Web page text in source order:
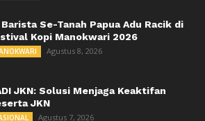
Barista Se-Tanah Papua Adu Racik di
Kopi Manokwari 2026
Agustus 8, 2026
JKN: Solusi Menjaga Keaktifan
JKN
Agustus 7, 2026